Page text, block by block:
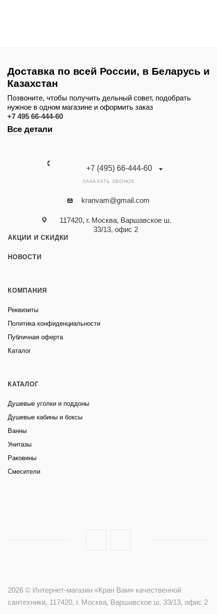
Доставка по всей России, в Беларусь и
Казахстан
Позвоните, чтобы получить дельный совет, подобрать
нужное в одном магазине и оформить заказ
+7 495 66-444-60
Все детали
+7 (495) 66-444-60
ЗАКАЗАТЬ ЗВОНОК
kranvam@gmail.com
117420, г. Москва, Варшавское ш.
33/13, офис 2
АКЦИИ И СКИДКИ
НОВОСТИ
КОМПАНИЯ
Реквизиты
Политика конфиденциальности
Публичная оферта
Каталог
КАТАЛОГ
Душевые уголки и поддоны
Душевые кабины и боксы
Ванны
Унитазы
Раковины
Смесители
2026 © Интернет-магазин «Кран Вам» качественной
сантехники, 117420, г. Москва, Варшавское ш. 33/13, офис 2